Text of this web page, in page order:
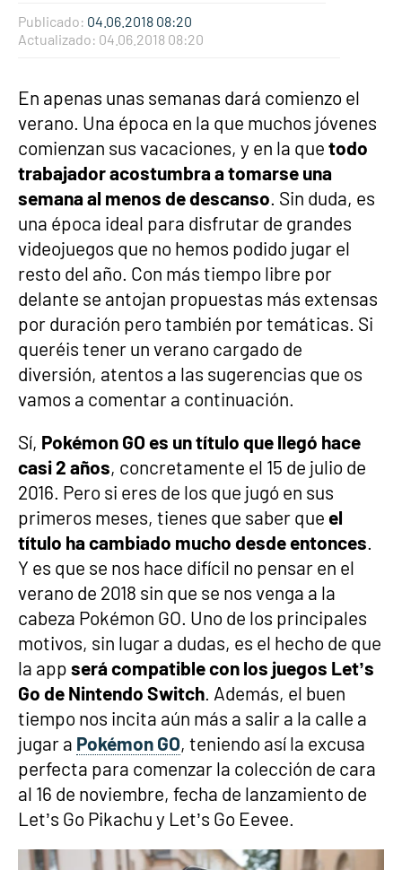
Publicado: 04.06.2018 08:20
Actualizado: 04.06.2018 08:20
En apenas unas semanas dará comienzo el
verano. Una época en la que muchos jóvenes
comienzan sus vacaciones, y en la que todo
trabajador acostumbra a tomarse una
semana al menos de descanso. Sin duda, es
una época ideal para disfrutar de grandes
videojuegos que no hemos podido jugar el
resto del año. Con más tiempo libre por
delante se antojan propuestas más extensas
por duración pero también por temáticas. Si
queréis tener un verano cargado de
diversión, atentos a las sugerencias que os
vamos a comentar a continuación.
Sí, Pokémon GO es un título que llegó hace
casi 2 años, concretamente el 15 de julio de
2016. Pero si eres de los que jugó en sus
primeros meses, tienes que saber que el
título ha cambiado mucho desde entonces.
Y es que se nos hace difícil no pensar en el
verano de 2018 sin que se nos venga a la
cabeza Pokémon GO. Uno de los principales
motivos, sin lugar a dudas, es el hecho de que
la app será compatible con los juegos Let’s
Go de Nintendo Switch. Además, el buen
tiempo nos incita aún más a salir a la calle a
jugar a Pokémon GO, teniendo así la excusa
perfecta para comenzar la colección de cara
al 16 de noviembre, fecha de lanzamiento de
Let’s Go Pikachu y Let’s Go Eevee.